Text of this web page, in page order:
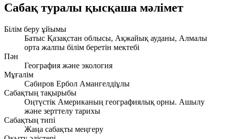
Сабақ туралы қысқаша мәлімет
Білім беру ұйымы
Батыс Қазақстан облысы, Ақжайық ауданы, Алмалы
орта жалпы білім беретін мектебі
Пән
География және экология
Мұғалім
Сабиров Ербол Амангелдіұлы
Сабақтың тақырыбы
Оңтүстік Американың географиялық орны. Ашылу
және зерттелу тарихы
Сабақтың типі
Жаңа сабақты меңгеру